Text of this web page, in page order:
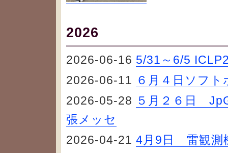
2026
2026-06-16 5/31～6/5
2026-06-11 ６月４日ソフト
2026-05-28 ５月２６日
張メッセ
2026-04-21 4月9日 雷観測